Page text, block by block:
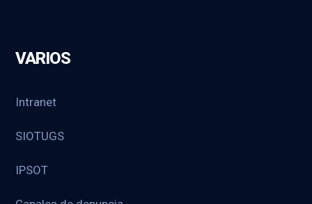
VARIOS
Intranet
SIOTUGS
IPSOT